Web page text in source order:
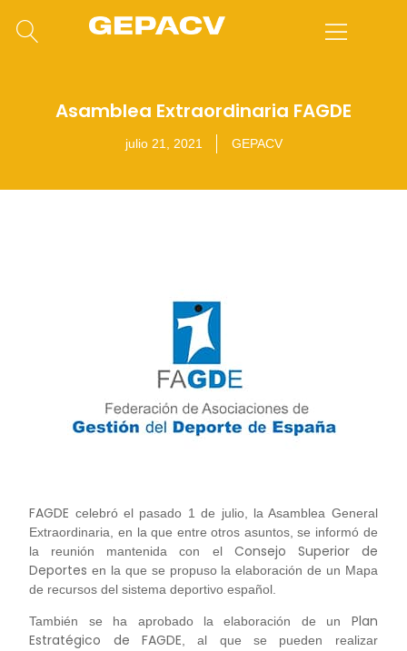
Asamblea Extraordinaria FAGDE
julio 21, 2021 GEPACV
FAGDE celebró el pasado 1 de julio, la Asamblea General
Extraordinaria, en la que entre otros asuntos, se informó de
la reunión mantenida con el Consejo Superior de
Deportes en la que se propuso la elaboración de un Mapa
de recursos del sistema deportivo español.
También se ha aprobado la elaboración de un Plan
Estratégico de FAGDE, al que se pueden realizar